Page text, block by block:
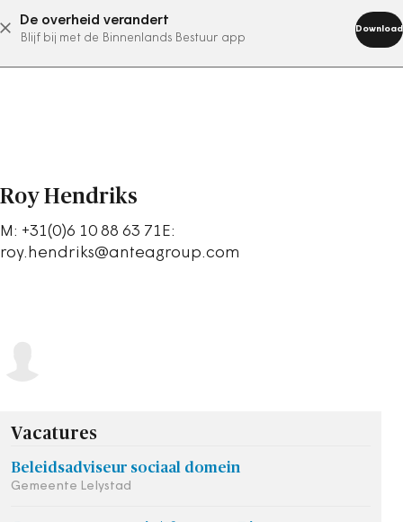
De overheid verandert
Blijf bij met de Binnenlands Bestuur app
Download
abonneer nu
Roy Hendriks
M: +31(0)6 10 88 63 71E:
roy.hendriks@anteagroup.com
Vacatures
Beleidsadviseur sociaal domein
Gemeente Lelystad